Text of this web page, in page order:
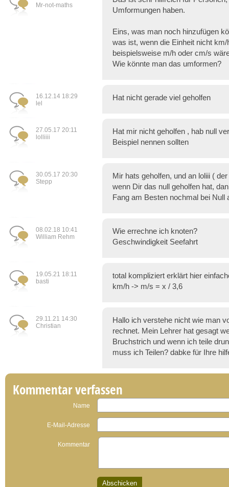
Mr-not-maths
Umformungen haben.
Eins, was man noch hinzufügen
was ist, wenn die Einheit nicht
beispielsweise m/h oder cm/s
Wie könnte man das umformen?
16.12.14 18:29
lel
Hat nicht gerade viel geholfen
27.05.17 20:11
lolliiii
Hat mir nicht geholfen , hab null
Beispiel nennen sollten
30.05.17 20:30
Stepp
Mir hats geholfen, und an loliii (
wenn Dir das null geholfen hat,
Fang am Besten nochmal bei Null
08.02.18 10:41
William Rehm
Wie errechne ich knoten?
Geschwindigkeit Seefahrt
19.05.21 18:11
basti
total kompliziert erklärt hier
km/h -> m/s = x / 3,6
29.11.21 14:30
Christian
Hallo ich verstehe nicht wie man
rechnet. Mein Lehrer hat gesagt
Bruchstrich und wenn ich teile
muss ich Teilen? dabke für Ihre
Kommentar verfassen
Name
E-Mail-Adresse
Kommentar